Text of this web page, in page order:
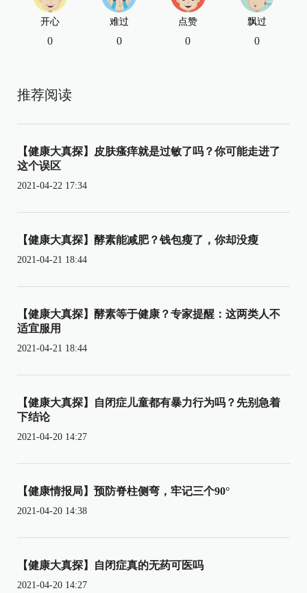
开心
0
难过
0
点赞
0
飘过
0
推荐阅读
【健康大真探】皮肤瘙痒就是过敏了吗？你可能走进了
这个误区
2021-04-22 17:34
【健康大真探】酵素能减肥？钱包瘦了，你却没瘦
2021-04-21 18:44
【健康大真探】酵素等于健康？专家提醒：这两类人不
适宜服用
2021-04-21 18:44
【健康大真探】自闭症儿童都有暴力行为吗？先别急着
下结论
2021-04-20 14:27
【健康情报局】预防脊柱侧弯，牢记三个90°
2021-04-20 14:38
【健康大真探】自闭症真的无药可医吗
2021-04-20 14:27